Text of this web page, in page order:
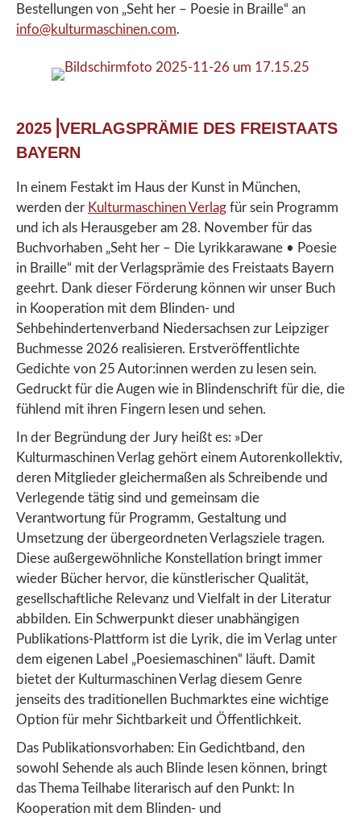
Bestellungen von „Seht her – Poesie in Braille“ an
info@kulturmaschinen.com.
2025⎟VERLAGSPRÄMIE DES FREISTAATS
BAYERN
In einem Festakt im Haus der Kunst in München,
werden der Kulturmaschinen Verlag für sein Programm
und ich als Herausgeber am 28. November für das
Buchvorhaben „Seht her – Die Lyrikkarawane • Poesie
in Braille“ mit der Verlagsprämie des Freistaats Bayern
geehrt. Dank dieser Förderung können wir unser Buch
in Kooperation mit dem Blinden- und
Sehbehindertenverband Niedersachsen zur Leipziger
Buchmesse 2026 realisieren. Erstveröffentlichte
Gedichte von 25 Autor:innen werden zu lesen sein.
Gedruckt für die Augen wie in Blindenschrift für die, die
fühlend mit ihren Fingern lesen und sehen.
In der Begründung der Jury heißt es: »Der
Kulturmaschinen Verlag gehört einem Autorenkollektiv,
deren Mitglieder gleichermaßen als Schreibende und
Verlegende tätig sind und gemeinsam die
Verantwortung für Programm, Gestaltung und
Umsetzung der übergeordneten Verlagsziele tragen.
Diese außergewöhnliche Konstellation bringt immer
wieder Bücher hervor, die künstlerischer Qualität,
gesellschaftliche Relevanz und Vielfalt in der Literatur
abbilden. Ein Schwerpunkt dieser unabhängigen
Publikations-Plattform ist die Lyrik, die im Verlag unter
dem eigenen Label „Poesiemaschinen“ läuft. Damit
bietet der Kulturmaschinen Verlag diesem Genre
jenseits des traditionellen Buchmarktes eine wichtige
Option für mehr Sichtbarkeit und Öffentlichkeit.
Das Publikationsvorhaben: Ein Gedichtband, den
sowohl Sehende als auch Blinde lesen können, bringt
das Thema Teilhabe literarisch auf den Punkt: In
Kooperation mit dem Blinden- und